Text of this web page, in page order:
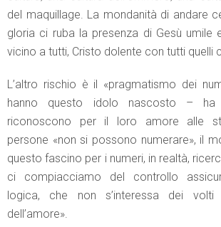
del maquillage. La mondanità di andare
gloria ci ruba la presenza di Gesù umile
vicino a tutti, Cristo dolente con tutti quelli
L’altro rischio è il «pragmatismo dei
hanno questo idolo nascosto –
riconoscono per il loro amore alle
persone «non si possono numerare», il
questo fascino per i numeri, in realtà,
ci compiacciamo del controllo
logica, che non s’interessa dei
dell’amore».